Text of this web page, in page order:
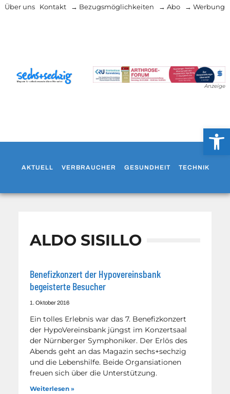
Über uns Kontakt → Bezugsmöglichkeiten → Abo → Werbung
Anzeige
AKTUELL VERBRAUCHER GESUNDHEIT TECHNIK
ALDO SISILLO
Benefizkonzert der Hypovereinsbank
begeisterte Besucher
1. Oktober 2016
Ein tolles Erlebnis war das 7. Benefizkonzert
der HypoVereinsbank jüngst im Konzertsaal
der Nürnberger Symphoniker. Der Erlös des
Abends geht an das Magazin sechs+sechzig
und die Lebenshilfe. Beide Organsiationen
freuen sich über die Unterstützung.
Weiterlesen »